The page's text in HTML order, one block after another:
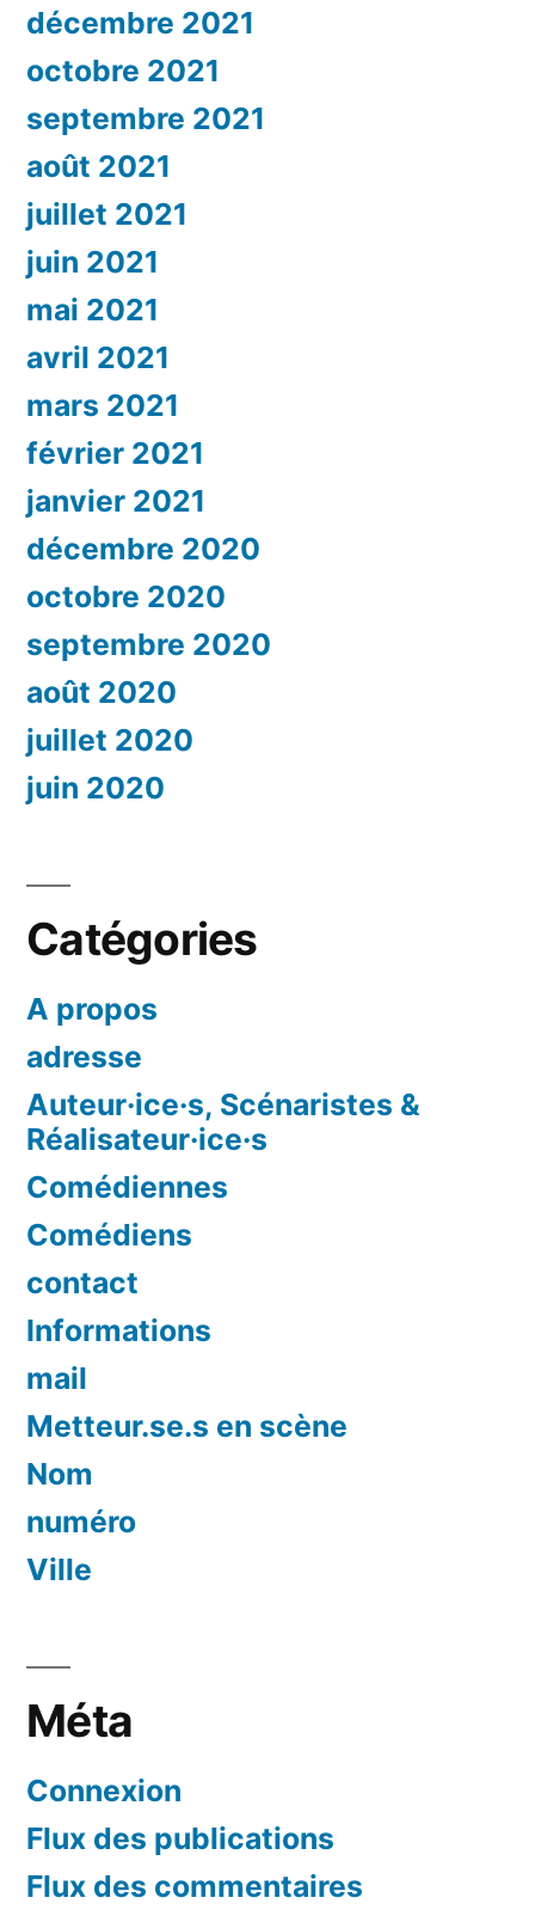
décembre 2021
octobre 2021
septembre 2021
août 2021
juillet 2021
juin 2021
mai 2021
avril 2021
mars 2021
février 2021
janvier 2021
décembre 2020
octobre 2020
septembre 2020
août 2020
juillet 2020
juin 2020
Catégories
A propos
adresse
Auteur·ice·s, Scénaristes &
Réalisateur·ice·s
Comédiennes
Comédiens
contact
Informations
mail
Metteur.se.s en scène
Nom
numéro
Ville
Méta
Connexion
Flux des publications
Flux des commentaires